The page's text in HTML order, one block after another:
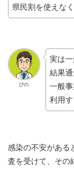
県民割を使えな
ぴの
実は
結果通
一般
利用す
感染の不安がある
査を受けて、その